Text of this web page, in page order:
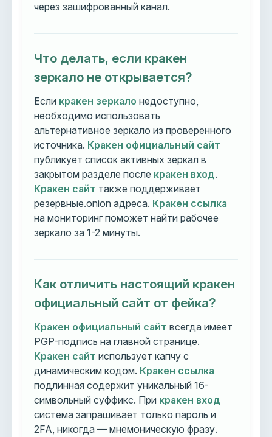
через зашифрованный канал.
Что делать, если кракен
зеркало не открывается?
Если кракен зеркало недоступно,
необходимо использовать
альтернативное зеркало из проверенного
источника. Кракен официальный сайт
публикует список активных зеркал в
закрытом разделе после кракен вход.
Кракен сайт также поддерживает
резервные.onion адреса. Кракен ссылка
на мониторинг поможет найти рабочее
зеркало за 1-2 минуты.
Как отличить настоящий кракен
официальный сайт от фейка?
Кракен официальный сайт всегда имеет
PGP-подпись на главной странице.
Кракен сайт использует капчу с
динамическим кодом. Кракен ссылка
подлинная содержит уникальный 16-
символьный суффикс. При кракен вход
система запрашивает только пароль и
2FA, никогда — мнемоническую фразу.